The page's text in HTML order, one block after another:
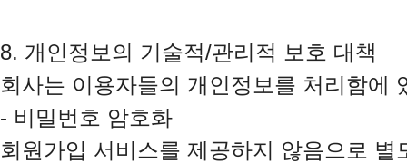
8. 개인정보의 기술적/관리적 보호 대책
회사는 이용자들의 개인정보를 처리함에
- 비밀번호 암호화
회원가입 서비스를 제공하지 않음으로